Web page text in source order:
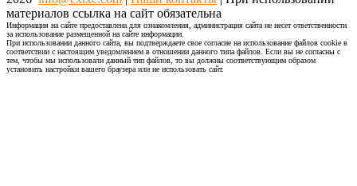
материалов ссылка на сайт обязательна
Информация на сайте предоставлена для ознакомления, администрация сайта не несет ответственности
за использование размещенной на сайте информации.
При использовании данного сайта, вы подтверждаете свое согласие на использование файлов cookie в
соответствии с настоящим уведомлением в отношении данного типа файлов. Если вы не согласны с
тем, чтобы мы использовали данный тип файлов, то вы должны соответствующим образом
установить настройки вашего браузера или не использовать сайт.